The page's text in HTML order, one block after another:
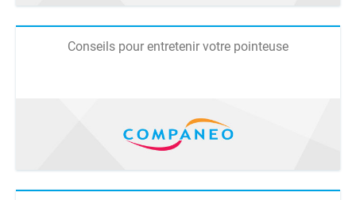
Conseils pour entretenir votre pointeuse